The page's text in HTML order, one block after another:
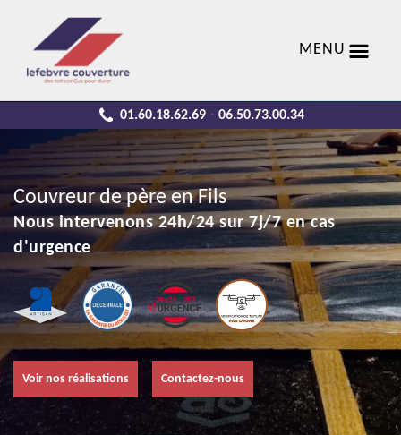
MENU
01.60.18.62.69 - 06.50.73.00.34
Couvreur de père en Fils
Nous intervenons 24h/24 sur 7j/7 en cas
d'urgence
Voir nos réalisations Contactez-nous